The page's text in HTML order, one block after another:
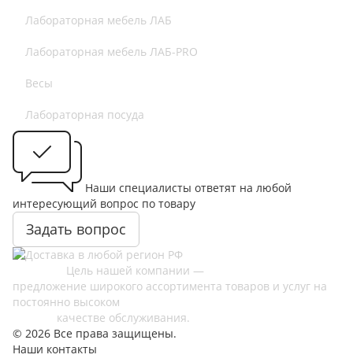
Лабораторная мебель ЛАБ
Лабораторная мебель ЛАБ-PRO
Весы
Лабораторная посуда
Наши специалисты ответят на любой
интересующий вопрос по товару
Задать вопрос
Цель нашей компании —
предложение широкого ассортимента товаров и услуг на
постоянно высоком
качестве обслуживания.
© 2026 Все права защищены.
Наши контакты